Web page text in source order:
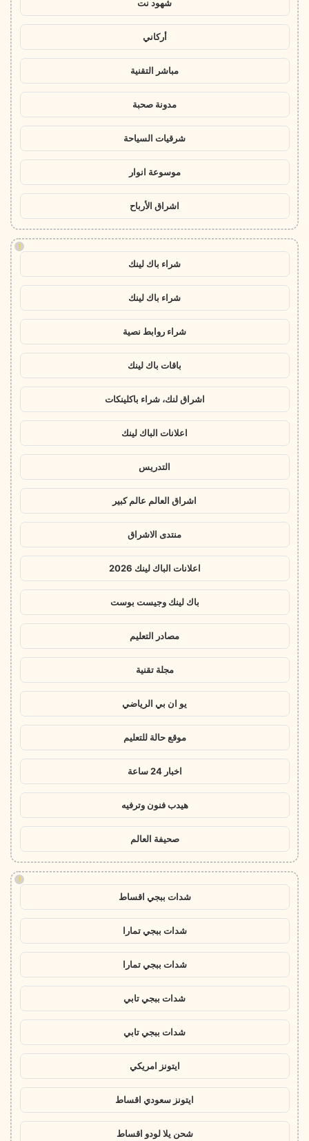
شهود نت
أركاني
مباشر التقنية
مدونة صحبة
شرقيات السياحة
موسوعة انوار
اشراق الأرباح
!
شراء باك لينك
شراء باك لينك
شراء روابط نصية
باقات باك لينك
اشراق لنك، شراء باكلينكات
اعلانات الباك لينك
التدريس
اشراق العالم عالم كبير
منتدى الاشراق
اعلانات الباك لينك 2026
باك لينك وجيست بوست
مصادر التعليم
مجلة تقنية
يو ان بي الرياضي
موقع حالة للتعليم
اخبار 24 ساعة
هيدب فنون وترفيه
صحيفة العالم
!
شدات ببجي اقساط
شدات ببجي تمارا
شدات ببجي تمارا
شدات ببجي تابي
شدات ببجي تابي
ايتونز امريكي
ايتونز سعودي اقساط
شحن يلا لودو اقساط